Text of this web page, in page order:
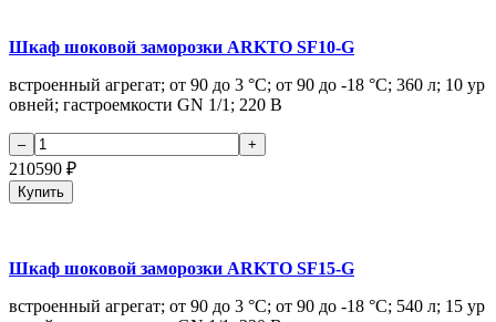
Шкаф шоковой заморозки ARKTO SF10-G
встроенный агрегат; от 90 до 3 °С; от 90 до -18 °С; 360 л; 10 ур
овней; гастроемкости GN 1/1; 220 В
210590 ₽
Купить
Шкаф шоковой заморозки ARKTO SF15-G
встроенный агрегат; от 90 до 3 °С; от 90 до -18 °С; 540 л; 15 ур